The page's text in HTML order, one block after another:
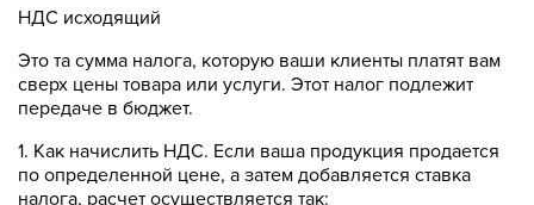
НДС исходящий
Это та сумма налога, которую ваши клиенты платят вам
сверх цены товара или услуги. Этот налог подлежит
передаче в бюджет.
1. Как начислить НДС. Если ваша продукция продается
по определенной цене, а затем добавляется ставка
налога, расчет осуществляется так: